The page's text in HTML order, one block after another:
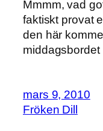
Mmmm, vad
faktiskt provat
den här
mars 9, 2010
Fröken Dill